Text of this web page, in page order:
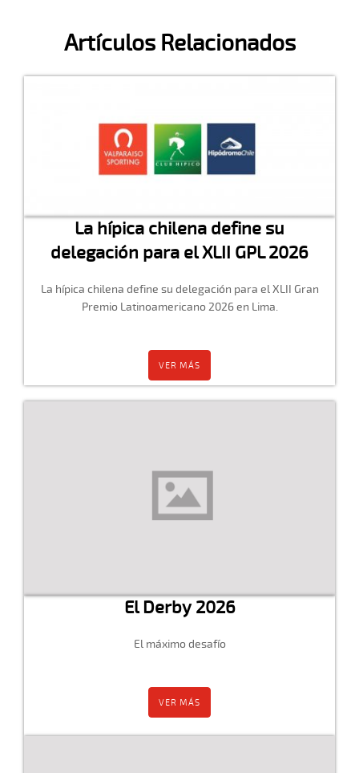
Artículos Relacionados
La hípica chilena define su
delegación para el XLII GPL 2026
La hípica chilena define su delegación para el XLII Gran
Premio Latinoamericano 2026 en Lima.
VER MÁS
El Derby 2026
El máximo desafío
VER MÁS